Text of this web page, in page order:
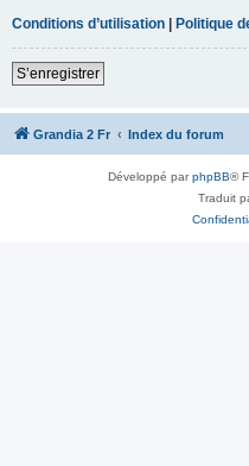
Conditions d’utilisation | Politique
S’enregistrer
Grandia 2 Fr Index du forum
Développé parphpBB®
Traduit